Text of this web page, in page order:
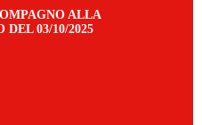
ALLA
03/10/2025